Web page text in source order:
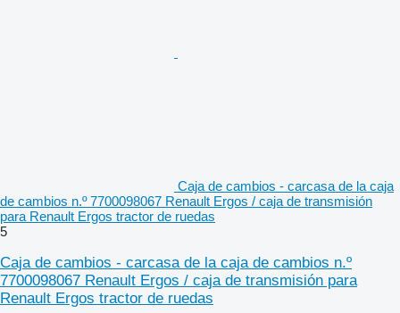
Caja de cambios - carcasa de la caja
de cambios n.º 7700098067 Renault Ergos / caja de transmisión
para Renault Ergos tractor de ruedas
5
Caja de cambios - carcasa de la caja de cambios n.º
7700098067 Renault Ergos / caja de transmisión para
Renault Ergos tractor de ruedas